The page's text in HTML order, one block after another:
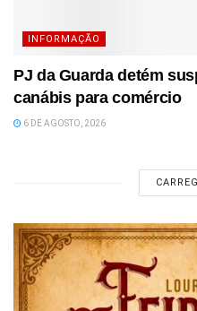
INFORMAÇÃO
PJ da Guarda detém
canábis para comércio
6 DE AGOSTO, 2026